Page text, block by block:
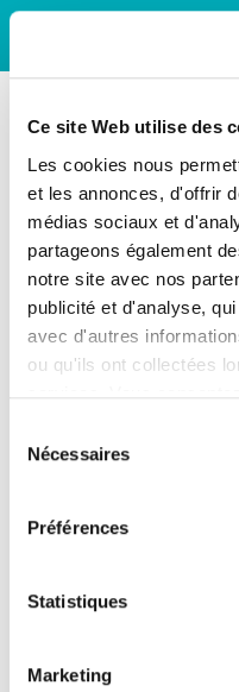
Ce site Web utilise des
Les cookies nous
et les annonces, d'offrir
médias sociaux et
partageons également
notre site avec nos
publicité et d'analyse,
avec d'autres
ou qu'ils ont collectées
Nécessaires
Préférences
Statistiques
Marketing